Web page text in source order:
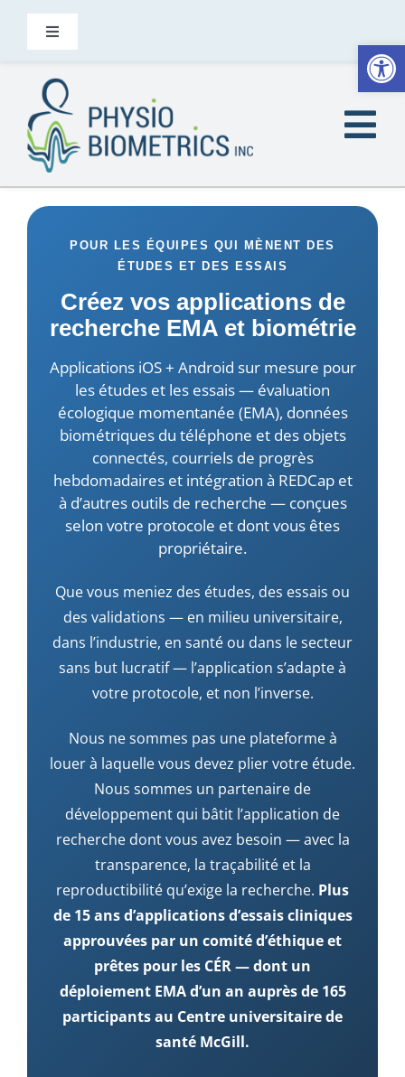
Toggle
Nous contacter
FR
Le saviez-vous
À qui s’adresse Heel2Toe
Produits
Créez vos EMA et biométrie
Ressources
Notre équipe
Nouvelles
POUR LES ÉQUIPES QUI MÈNENT DES
ÉTUDES ET DES ESSAIS
Créez vos applications de
recherche EMA et biométrie
Applications iOS + Android sur mesure pour
les études et les essais — évaluation
écologique momentanée (EMA), données
biométriques du téléphone et des objets
connectés, courriels de progrès
hebdomadaires et intégration à REDCap et
à d’autres outils de recherche — conçues
selon votre protocole et dont vous êtes
propriétaire.
Que vous meniez des études, des essais ou
des validations — en milieu universitaire,
dans l’industrie, en santé ou dans le secteur
sans but lucratif — l’application s’adapte à
votre protocole, et non l’inverse.
Nous ne sommes pas une plateforme à
louer à laquelle vous devez plier votre étude.
Nous sommes un partenaire de
développement qui bâtit l’application de
recherche dont vous avez besoin — avec la
transparence, la traçabilité et la
reproductibilité qu’exige la recherche. Plus
de 15 ans d’applications d’essais cliniques
approuvées par un comité d’éthique et
prêtes pour les CÉR — dont un
déploiement EMA d’un an auprès de 165
participants au Centre universitaire de
santé McGill.